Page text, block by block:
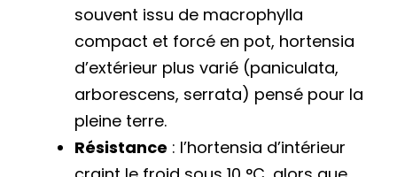
souvent issu de macrophylla
compact et forcé en pot, hortensia
d’extérieur plus varié (paniculata,
arborescens, serrata) pensé pour la
pleine terre.
Résistance : l’hortensia d’intérieur